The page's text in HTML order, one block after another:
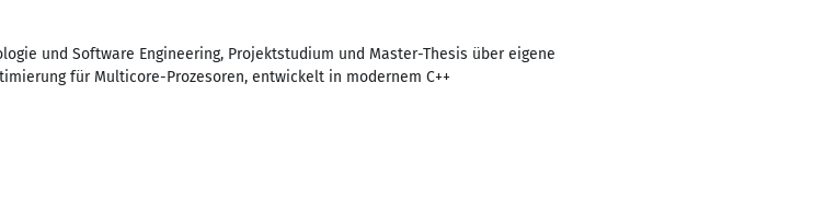
und Software Engineering, Projektstudium und Master-Thesis über eigene
für Multicore-Prozesoren, entwickelt in modernem C++